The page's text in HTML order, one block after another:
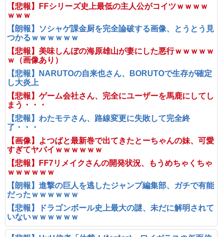
【悲報】FFシリーズ史上最低の主人公がコイツｗｗｗｗ
ｗｗｗ
【朗報】ソシャゲ課金厨を完全論破する画像、とうとう見
つかるｗｗｗｗｗｗ
【悲報】美味しんぼの海原雄山が妻にした悪行ｗｗｗｗｗ
ｗ（画像あり）
【悲報】NARUTOの自来也さん、BORUTOで生存が確定
し大炎上
【悲報】ゲーム会社さん、完全にユーザーを馬鹿にしてし
まう・・・
【悲報】わたモテさん、路線変更に失敗して完全終
了・・・
【画像】よつばと最新巻で出てきたとーちゃんの妹、可愛
すぎてヤバイｗｗｗｗｗｗ
【悲報】FF7リメイクさんの開発状況、もうめちゃくちゃ
ｗｗｗｗｗｗ
【朗報】進撃の巨人を逃したジャンプ編集部、ガチで有能
だったｗｗｗｗｗｗ
【悲報】ドラゴンボール史上最大の謎、未だに解明されて
いないｗｗｗｗｗｗ